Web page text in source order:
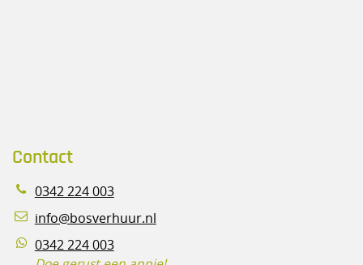
Contact
0342 224 003
info@bosverhuur.nl
0342 224 003